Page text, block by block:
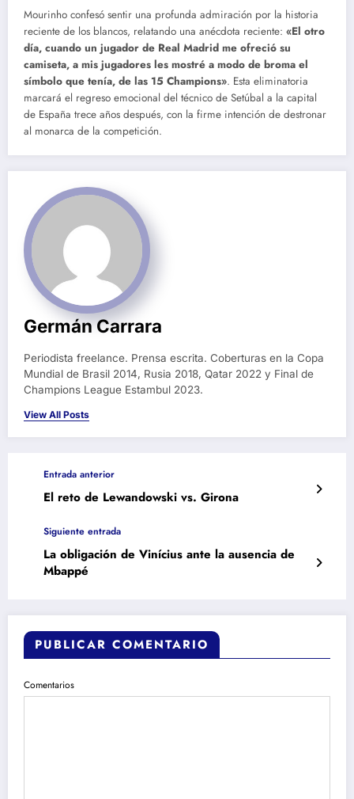
Mourinho confesó sentir una profunda admiración por la historia
reciente de los blancos, relatando una anécdota reciente: «El otro
día, cuando un jugador de Real Madrid me ofreció su
camiseta, a mis jugadores les mostré a modo de broma el
símbolo que tenía, de las 15 Champions». Esta eliminatoria
marcará el regreso emocional del técnico de Setúbal a la capital
de España trece años después, con la firme intención de destronar
al monarca de la competición.
Germán Carrara
Periodista freelance. Prensa escrita. Coberturas en la Copa
Mundial de Brasil 2014, Rusia 2018, Qatar 2022 y Final de
Champions League Estambul 2023.
View All Posts
Entrada anterior
El reto de Lewandowski vs. Girona
Siguiente entrada
La obligación de Vinícius ante la ausencia de
Mbappé
PUBLICAR COMENTARIO
Comentarios